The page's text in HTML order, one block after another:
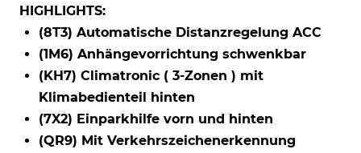
HIGHLIGHTS:
(8T3) Automatische Distanzregelung ACC
(1M6) Anhängevorrichtung schwenkbar
(KH7) Climatronic ( 3-Zonen ) mit
Klimabedienteil hinten
(7X2) Einparkhilfe vorn und hinten
(QR9) Mit Verkehrszeichenerkennung